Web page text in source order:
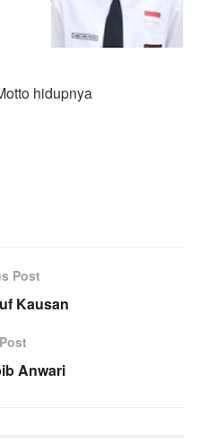
hidupnya
Post
Kausan
Anwari